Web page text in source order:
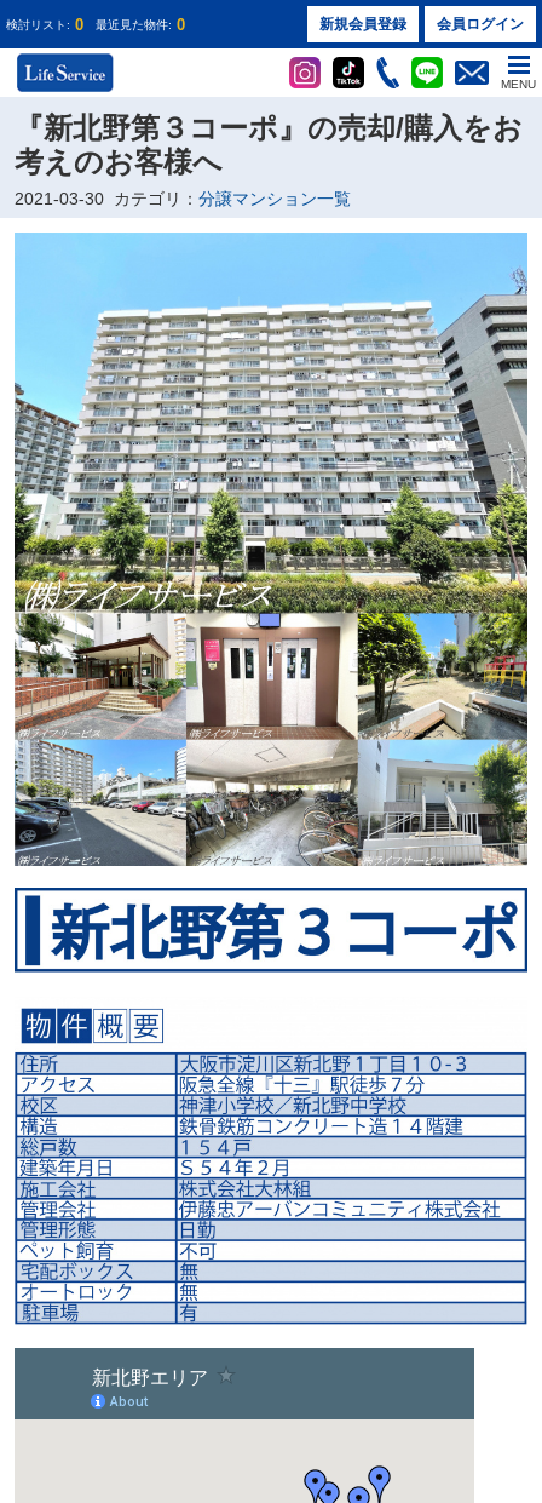
検討リスト: 0 最近見た物件: 0 新規会員登録 会員ログイン
MENU
『新北野第３コーポ』の売却/購入をお
考えのお客様へ
2021-03-30 カテゴリ： 分譲マンション一覧